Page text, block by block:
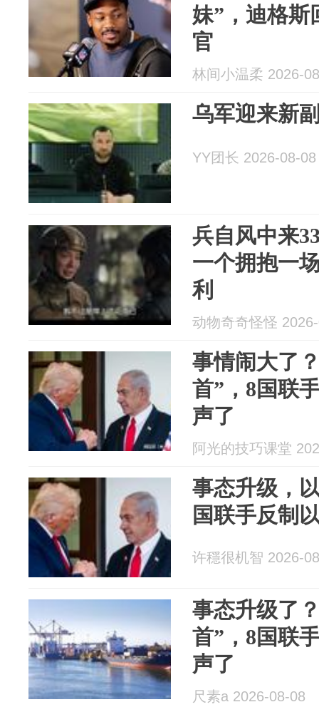
妹”，迪格斯
官
林间小温柔 2026-
乌军迎来新
YY团长 2026-08-08
兵自风中来
一个拥抱一
利
动物奇奇怪怪
事情闹大了
首”，8国联
声了
阿光的技巧课堂
事态升级，
国联手反制
许穩很机智 2026-
事态升级了
首”，8国联
声了
尺素a 2026-08-08